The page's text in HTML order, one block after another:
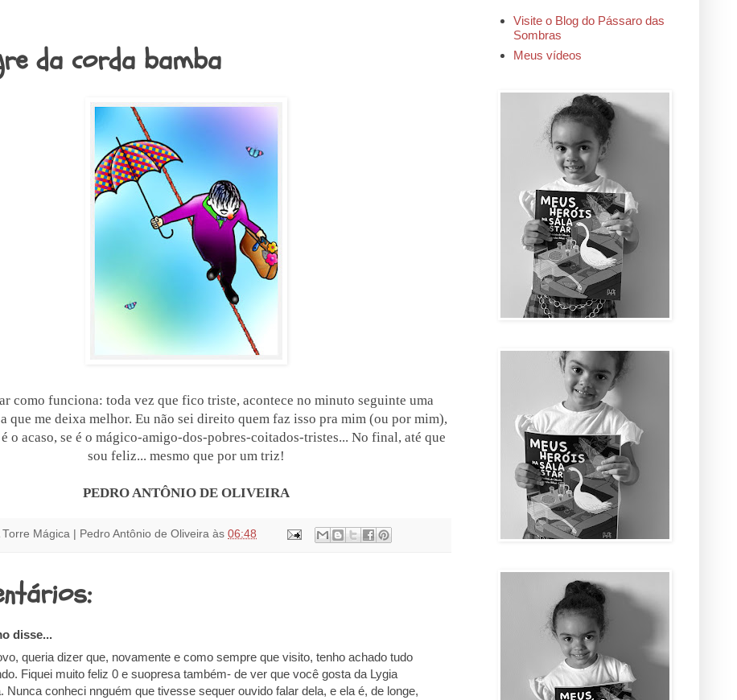
da corda bamba
como funciona: toda vez que fico triste, acontece no minuto seguinte uma
que me deixa melhor. Eu não sei direito quem faz isso pra mim (ou por mim),
é o acaso, se é o mágico-amigo-dos-pobres-coitados-tristes... No final, até que
sou feliz... mesmo que por um triz!
PEDRO ANTÔNIO DE OLIVEIRA
Torre Mágica | Pedro Antônio de Oliveira às 06:48
disse...
queria dizer que, novamente e como sempre que visito, tenho achado tudo
Fiquei muito feliz 0 e suopresa também- de ver que você gosta da Lygia
Nunca conheci nnguém que tivesse sequer ouvido falar dela, e ela é, de longe,
Visite o Blog do Pássaro das
Sombras
Meus vídeos